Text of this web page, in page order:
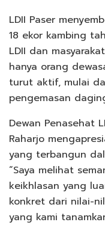
LDII Paser
18 ekor kambing
LDII dan
hanya orang
turut aktif, mulai
pengemasan
Dewan Penasehat
Raharjo
yang terbangun
“Saya melihat
keikhlasan yang
konkret dari nilai-
yang kami